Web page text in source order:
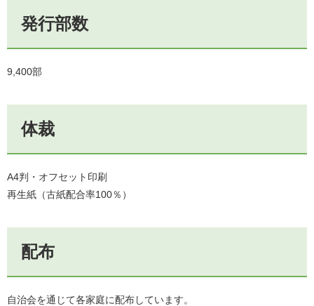
発行部数
9,400部
体裁
A4判・オフセット印刷
再生紙（古紙配合率100％）
配布
自治会を通じて各家庭に配布しています。